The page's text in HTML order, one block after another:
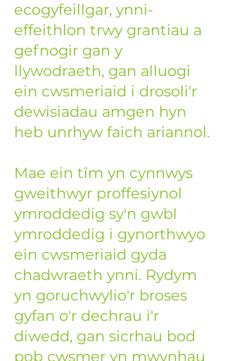
ecogyfeillgar, ynni-
effeithlon trwy grantiau a
gefnogir gan y
llywodraeth, gan alluogi
ein cwsmeriaid i drosoli'r
dewisiadau amgen hyn
heb unrhyw faich ariannol.
Mae ein tîm yn cynnwys
gweithwyr proffesiynol
ymroddedig sy'n gwbl
ymroddedig i gynorthwyo
ein cwsmeriaid gyda
chadwraeth ynni. Rydym
yn goruchwylio'r broses
gyfan o'r dechrau i'r
diwedd, gan sicrhau bod
pob cwsmer yn mwynhau